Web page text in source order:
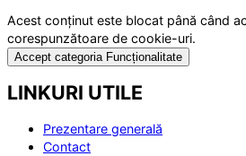
Acest conținut este blocat până când
corespunzătoare de cookie-uri.
Accept categoria Funcționalitate
LINKURI UTILE
Prezentare generală
Contact